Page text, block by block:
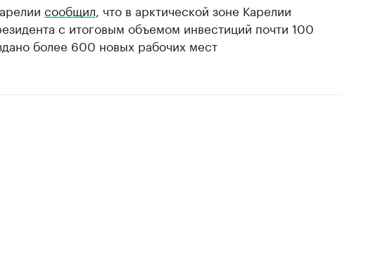
сообщил , что в арктической зоне Карелии
с итоговым объемом инвестиций почти 100
более 600 новых рабочих мест